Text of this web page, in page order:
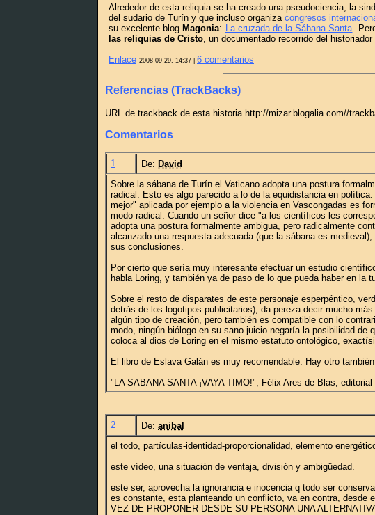
Alrededor de esta reliquia se ha creado una pseudociencia, la
del sudario de Turín y que incluso organiza congresos
su excelente blog Magonia: La cruzada de la Sábana Santa.
las reliquias de Cristo, un documentado recorrido del historiador
Enlace 2008-09-29, 14:37 | 6 comentarios
Referencias (TrackBacks)
URL de trackback de esta historia http://mizar.blogalia.com//
Comentarios
1 De: David
Sobre la sábana de Turín el Vaticano adopta una postura
radical. Esto es algo parecido a lo de la equidistancia en
mejor" aplicada por ejemplo a la violencia en Vascongadas es
modo radical. Cuando un señor dice "a los científicos les
adopta una postura formalmente ambigua, pero radicalmente
alcanzado una respuesta adecuada (que la sábana es
sus conclusiones.
Por cierto que sería muy interesante efectuar un estudio
habla Loring, y también ya de paso de lo que pueda haber en la
Sobre el resto de disparates de este personaje esperpéntico,
detrás de los logotipos publicitarios), da pereza decir mucho
algún tipo de creación, pero también es compatible con lo
modo, ningún biólogo en su sano juicio negaría la posibilidad
coloca al dios de Loring en el mismo estatuto ontológico,
El libro de Eslava Galán es muy recomendable. Hay otro
"LA SABANA SANTA ¡VAYA TIMO!", Félix Ares de Blas,
2 De: anibal
el todo, partículas-identidad-proporcionalidad, elemento
este vídeo, una situación de ventaja, división y ambigüedad.
este ser, aprovecha la ignorancia e inocencia q todo ser
es constante, esta planteando un conflicto, va en contra, desde
VEZ DE PROPONER DESDE SU PERSONA UNA